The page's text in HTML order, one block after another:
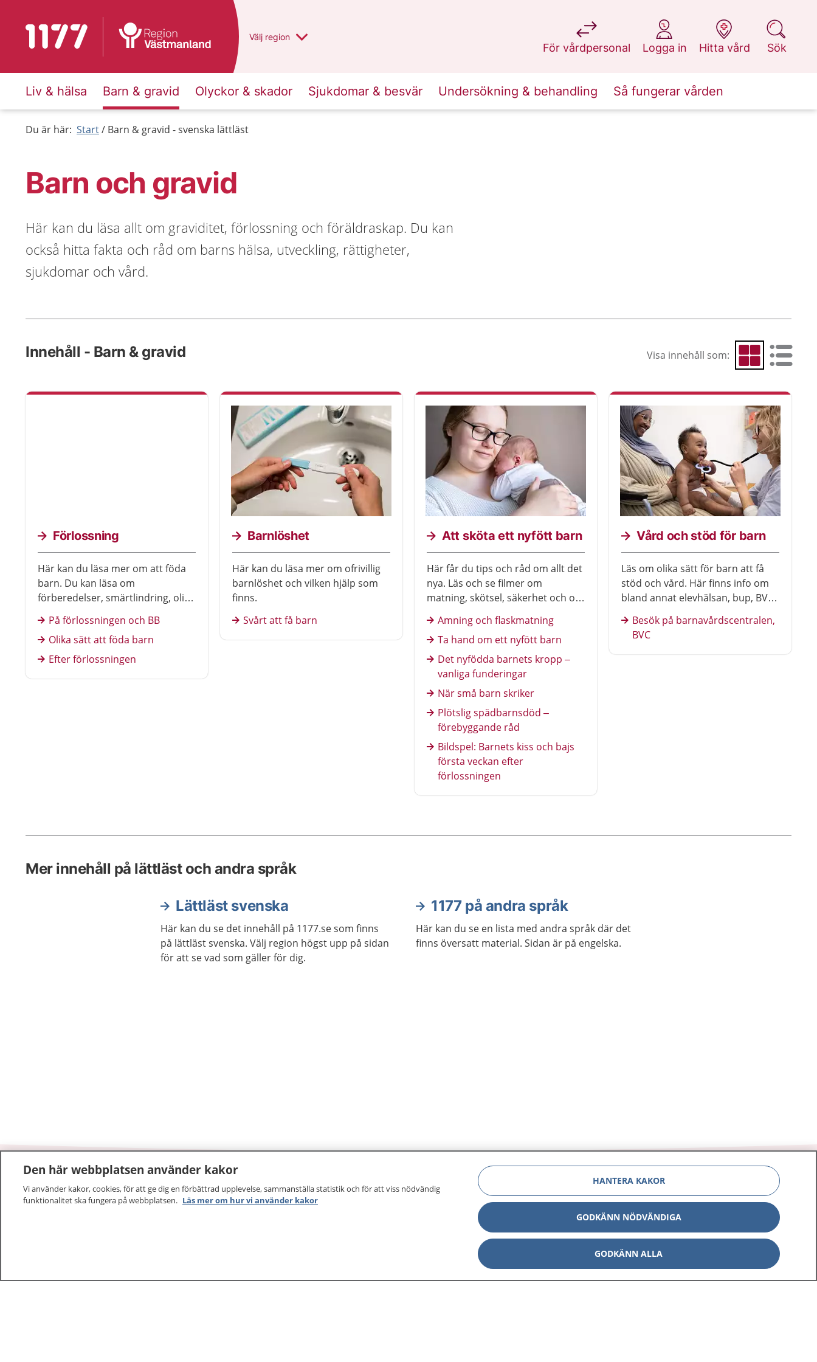
Till startsidan för 1177 Du har valt region
Välj en annan
region
För vårdpersonal
på 1177.se
Logga in
på 1177.se
Hitta vård
på 1177.se
Sök
på 1177.se
Liv & hälsa Barn & gravid Olyckor & skador Sjukdomar & besvär Undersökning & behandling Så fungerar vården
Du är här: Start Barn & gravid - svenska lättläst
Barn och gravid
Här kan du läsa allt om graviditet, förlossning och föräldraskap. Du kan
också hitta fakta och råd om barns hälsa, utveckling, rättigheter,
sjukdomar och vård.
Innehåll - Barn & gravid Visa innehåll som: Visa som rutnät
Visa som
Förlossning
Här kan du läsa mer om att föda
barn. Du kan läsa om
förberedelser, smärtlindring, olika
efter förlossningen och mycket
annat.
På förlossningen och BB
Olika sätt att föda barn
Efter förlossningen
Barnlöshet
Här kan du läsa mer om ofrivillig
barnlöshet och vilken hjälp som
finns.
Svårt att få barn
Att sköta ett nyfött barn
Här får du tips och råd om allt det
nya. Läs och se filmer om
matning, skötsel, säkerhet och om
Amning och flaskmatning
Ta hand om ett nyfött barn
Det nyfödda barnets kropp –
vanliga funderingar
När små barn skriker
Plötslig spädbarnsdöd –
förebyggande råd
Bildspel: Barnets kiss och bajs
första veckan efter
förlossningen
Vård och stöd för barn
Läs om olika sätt för barn att få
stöd och vård. Här finns info om
bland annat elevhälsan, bup, BVC
barnet för besök i vården.
Besök på barnavårdscentralen,
BVC
Mer innehåll på lättläst och andra språk
Lättläst svenska
Här kan du se det innehåll på 1177.se som finns
på lättläst svenska. Välj region högst upp på sidan
för att se vad som gäller för dig.
1177 på andra språk
Här kan du se en lista med andra språk där det
finns översatt material. Sidan är på engelska.
1177 –tryggt om din hälsa och vård
1177 ger dig råd när du vill må bättre.
Other languages
Lättläst svenska
Om 1177
E-tjänster
Den här webbplatsen använder kakor
Vi använder kakor, cookies, för att ge dig en förbättrad upplevelse, sammanställa statistik och för att viss nödvändig
funktionalitet ska fungera på webbplatsen. Läs mer om hur vi använder kakor
HANTERA KAKOR
GODKÄNN NÖDVÄNDIGA
GODKÄNN ALLA